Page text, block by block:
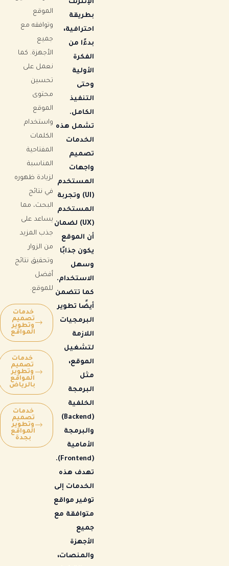
الإنترنت
بطريقة
احترافية،
بدءًا من
الفكرة
الأولية
وحتى
التنفيذ
الكامل.
تشمل هذه
الخدمات
تصميم
واجهات
المستخدم
(UI) وتجربة
المستخدم
(UX) لضمان
أن الموقع
يكون جذابًا
وسهل
الاستخدام.
كما تتضمن
أيضًا تطوير
البرمجيات
اللازمة
لتشغيل
الموقع،
مثل
البرمجة
الخلفية
(Backend)
والبرمجة
الأمامية
(Frontend).
تهدف هذه
الخدمات إلى
توفير مواقع
متوافقة مع
جميع
الأجهزة
والمنصات،
الموقع
وتوافقه مع
جميع
الأجهزة. كما
نعمل على
تحسين
محتوى
الموقع
واستخدام
الكلمات
المفتاحية
المناسبة
لزيادة ظهوره
في نتائج
البحث، مما
يساعد على
جذب المزيد
من الزوار
وتحقيق نتائج
أفضل
للموقع.
خدمات
تصميم
وتطوير
المواقع
خدمات
تصميم
وتطوير
المواقع
بالرياض
خدمات
تصميم
وتطوير
المواقع
بجدة